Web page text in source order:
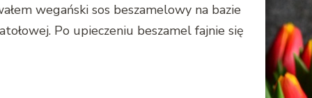
wegański sos beszamelowy na bazie
Po upieczeniu beszamel fajnie się